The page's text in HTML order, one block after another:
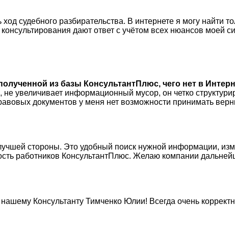
судебного разбирательства. В интернете я могу найти
дают ответ с учётом всех нюансов моей
из базы КонсультантПлюс, чего нет в
увеличивает информационный мусор, он четко
документов у меня нет возможности принимать
стороны. Это удобный поиск нужной информации,
работников КонсультантПлюс. Желаю компании
Консультанту Тимченко Юлии! Всегда очень